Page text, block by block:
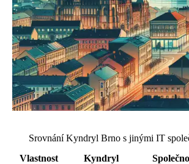
Srovnání Kyndryl Brno s jinými IT
Vlastnost
Kyndryl